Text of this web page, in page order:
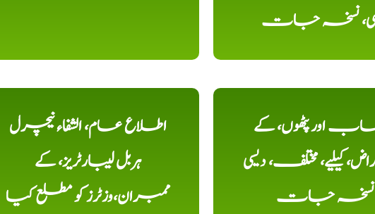
نسخہ جات
اطلاع عام، الشفاء نیچرل
ہربل لیبارٹریز، کے
ممبران،وزٹرز کو مطلع کیا
اور پٹھوں، کے
کیلیے، مختلف، دیسی
نسخہ جات